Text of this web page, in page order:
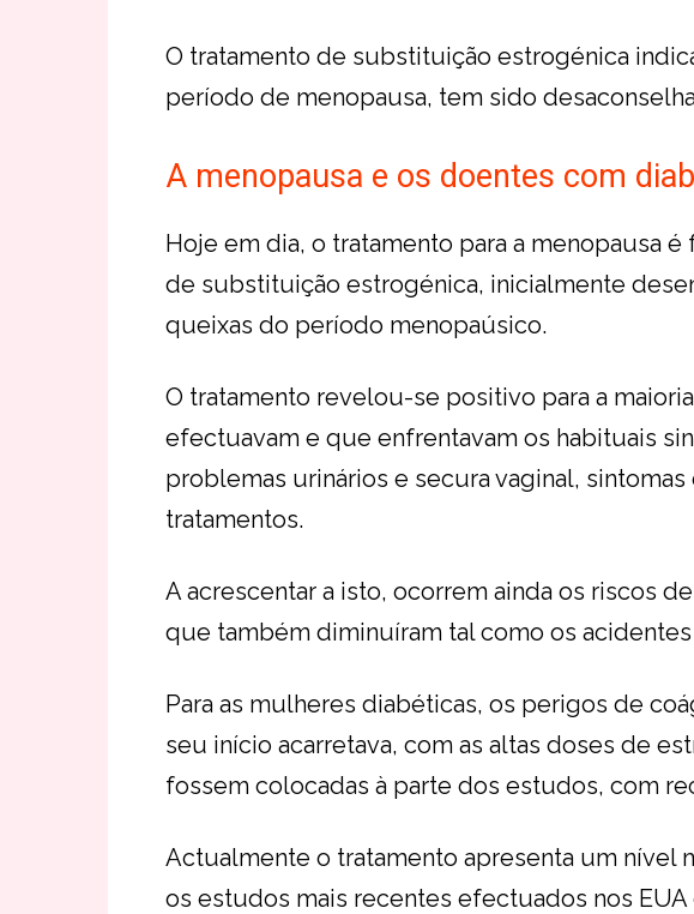
O tratamento de substituição estrogénica
período de menopausa, tem sido
A menopausa e os doentes com
Hoje em dia, o tratamento para a menopausa
de substituição estrogénica, inicialmente
queixas do período menopaúsico.
O tratamento revelou-se positivo para a
efectuavam e que enfrentavam os habituais
problemas urinários e secura vaginal,
tratamentos.
A acrescentar a isto, ocorrem ainda os riscos
que também diminuíram tal como os
Para as mulheres diabéticas, os perigos de
seu início acarretava, com as altas doses de
fossem colocadas à parte dos estudos, com
Actualmente o tratamento apresenta um nível
os estudos mais recentes efectuados nos